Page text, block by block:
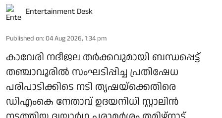
Entertainment Desk
Published on: 04 Aug 2026, 1:34 pm
കാവേരി നദീജല തർക്കവുമായി ബന്ധപ്പെട്ട്
തഞ്ചാവൂരിൽ സംഘടിപ്പിച്ച പ്രതിഷേധ
പരിപാടിക്കിടെ നടി തൃഷയ്‌ക്കെതിരെ
ഡിഎംകെ നേതാവ് ഉദയനിധി സ്റ്റാലിൻ